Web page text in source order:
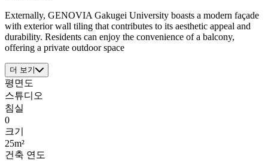
Externally, GENOVIA Gakugei University boasts a modern façade
with exterior wall tiling that contributes to its aesthetic appeal and
durability. Residents can enjoy the convenience of a balcony,
offering a private outdoor space
더 보기
평면도
스튜디오
침실
0
크기
25m²
건축 연도